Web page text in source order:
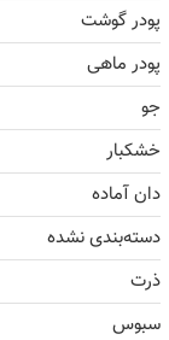
پودر گوشت
پودر ماهی
جو
خشکبار
دان آماده
دسته‌بندی نشده
ذرت
سبوس